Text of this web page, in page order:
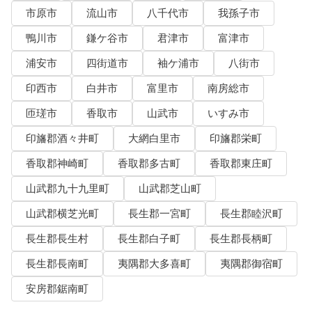
市原市
流山市 八千代市
我孫子市
鴨川市
鎌ケ谷市 君津市
富津市
浦安市
四街道市 袖ケ浦市
八街市
印西市
白井市 富里市
南房総市
匝瑳市
香取市 山武市
いすみ市
印旛郡酒々井町
大網白里市
印旛郡栄町
香取郡神崎町
香取郡多古町
香取郡東庄町
山武郡九十九里町
山武郡芝山町
山武郡横芝光町
長生郡一宮町
長生郡睦沢町
長生郡長生村
長生郡白子町
長生郡長柄町
長生郡長南町
夷隅郡大多喜町
夷隅郡御宿町
安房郡鋸南町